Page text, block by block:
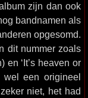
zijn dan ook
bandnamen als
opgesomd.
dit nummer zoals
en ‘It’s heaven or
wel een origineel
niet, het had